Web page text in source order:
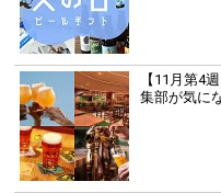
【11月第4
集部が気に